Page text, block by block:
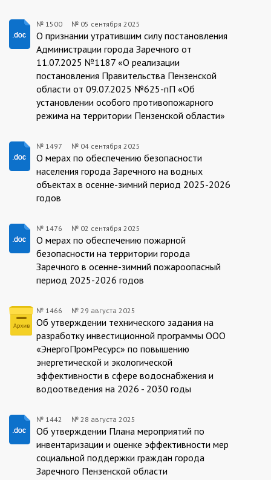
1500/05.09.2025
№ 1500 № 05 сентября 2025
О признании утратившим силу постановления
Администрации города Заречного от
11.07.2025 №1187 «О реализации
постановления Правительства Пензенской
области от 09.07.2025 №625-пП «Об
установлении особого противопожарного
режима на территории Пензенской области»
1497/04.09.2025
№ 1497 № 04 сентября 2025
О мерах по обеспечению безопасности
населения города Заречного на водных
объектах в осенне-зимний период 2025-2026
годов
1476/02.09.2025
№ 1476 № 02 сентября 2025
О мерах по обеспечению пожарной
безопасности на территории города
Заречного в осенне-зимний пожароопасный
период 2025-2026 годов
1466/29.08.2025
№ 1466 № 29 августа 2025
Об утверждении технического задания на
разработку инвестиционной программы ООО
«ЭнергоПромРесурс» по повышению
энергетической и экологической
эффективности в сфере водоснабжения и
водоотведения на 2026 - 2030 годы
1442/28.08.2025
№ 1442 № 28 августа 2025
Об утверждении Плана мероприятий по
инвентаризации и оценке эффективности мер
социальной поддержки граждан города
Заречного Пензенской области